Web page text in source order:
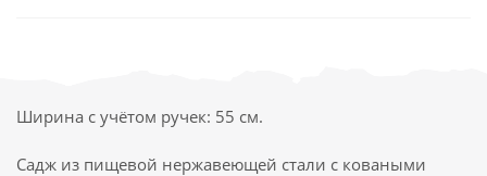
Ширина с учётом ручек: 55 см.
Садж из пищевой нержавеющей стали с коваными